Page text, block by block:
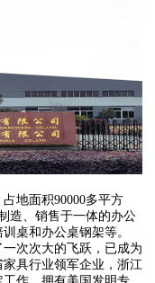
地面积90000多平方
造、销售于一体的办公
桌和办公桌钢架等。
次次大的飞跃，已成为
具行业领军企业，浙江